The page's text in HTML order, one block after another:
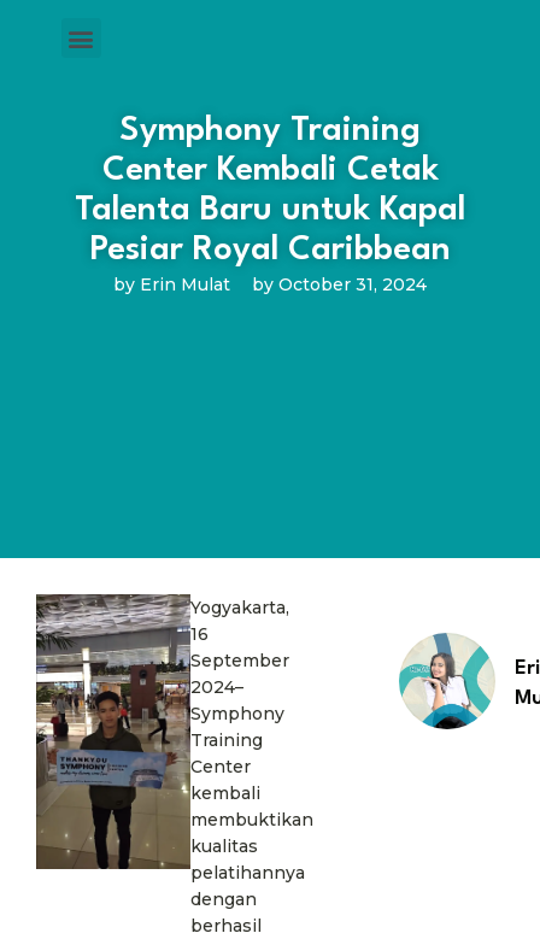
Symphony Training
Center Kembali Cetak
Talenta Baru untuk Kapal
Pesiar Royal Caribbean
by Erin Mulat by October 31, 2024
Yogyakarta,
16
September
2024–
Symphony
Training
Center
kembali
membuktikan
kualitas
pelatihannya
dengan
berhasil